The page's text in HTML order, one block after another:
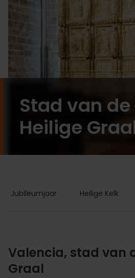
Stad van de
Heilige
Jubileumjaar Heilige Kelk
Valencia, stad van
Graal